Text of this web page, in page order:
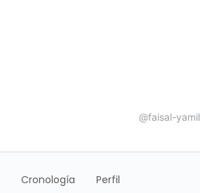
@faisal-yamil
Cronología Perfil